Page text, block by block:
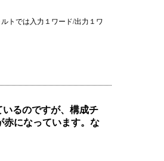
トでは入力１ワード/出力１ワ
るのですが、構成チ
になっています。な